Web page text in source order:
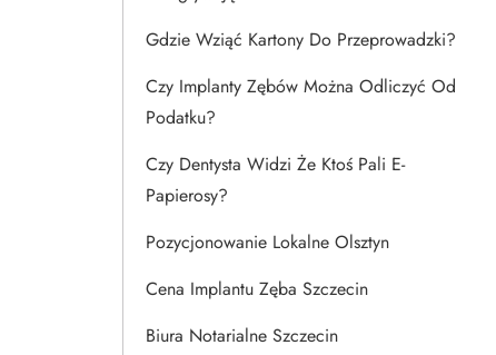
Gdzie Wziąć Kartony Do Przeprowadzki?
Czy Implanty Zębów Można Odliczyć Od
Podatku?
Czy Dentysta Widzi Że Ktoś Pali E-
Papierosy?
Pozycjonowanie Lokalne Olsztyn
Cena Implantu Zęba Szczecin
Biura Notarialne Szczecin